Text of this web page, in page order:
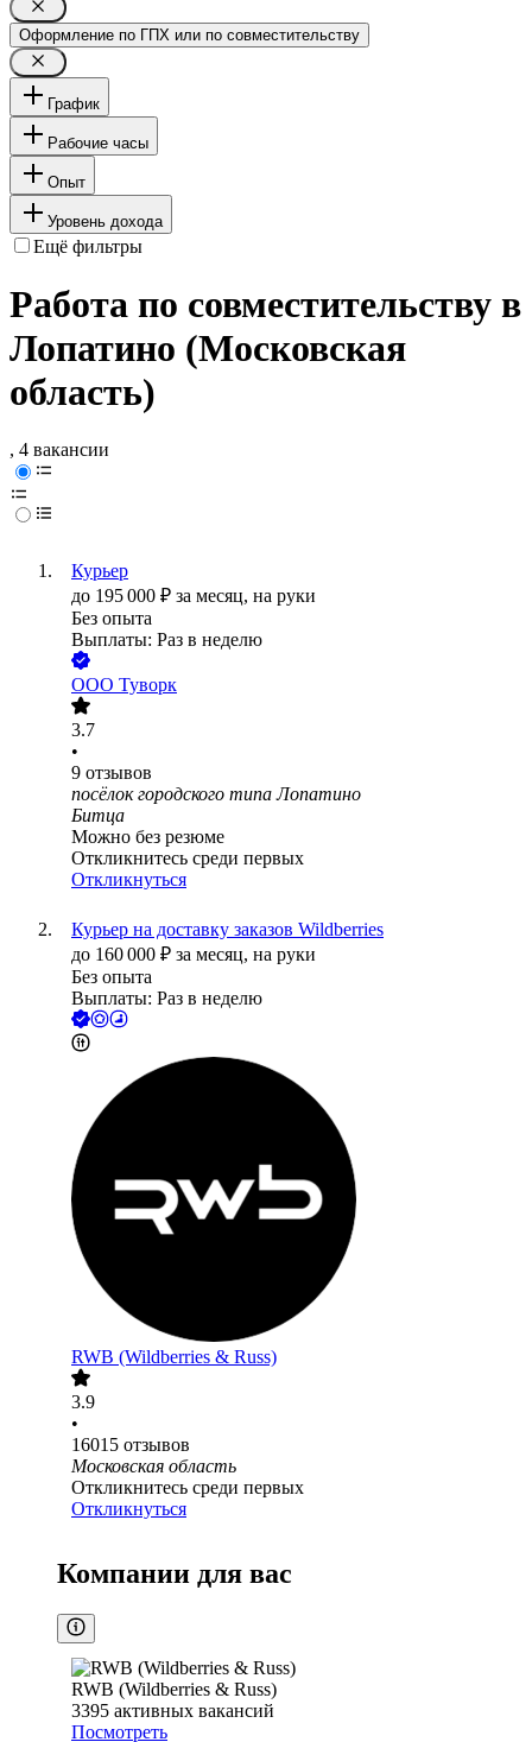
Оформление по ГПХ или по совместительству
График
Рабочие часы
Опыт
Уровень дохода
Ещё фильтры
Работа по совместительству в
Лопатино (Московская
область)
, 4 вакансии
Курьер
до 195 000 ₽ за месяц, на руки
Без опыта
Выплаты: Раз в неделю
ООО Туворк
3.7
•
9 отзывов
посёлок городского типа Лопатино
Битца
Можно без резюме
Откликнитесь среди первых
Откликнуться
Курьер на доставку заказов Wildberries
до 160 000 ₽ за месяц, на руки
Без опыта
Выплаты: Раз в неделю
RWB (Wildberries & Russ)
3.9
•
16015 отзывов
Московская область
Откликнитесь среди первых
Откликнуться
Компании для вас
RWB (Wildberries & Russ)
3395 активных вакансий
Посмотреть